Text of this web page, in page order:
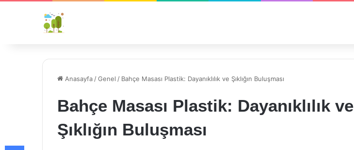
Anasayfa /Genel / Bahçe Masası Plastik: Dayanıklılık ve Şıklığın Buluşması
Bahçe Masası Plastik: Dayanıklılık ve
Şıklığın Buluşması
Facebook